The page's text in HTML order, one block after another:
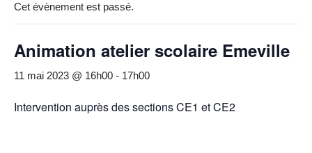
Cet évènement est passé.
Animation atelier scolaire Emeville
11 mai 2023 @ 16h00 - 17h00
Intervention auprès des sections CE1 et CE2